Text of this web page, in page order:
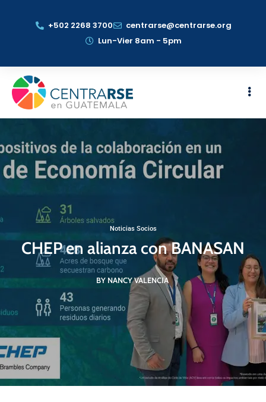
+502 2268 3700
centrarse@centrarse.org
Lun-Vier 8am - 5pm
Noticias Socios
CHEP en alianza con BANASAN
BY NANCY VALENCIA